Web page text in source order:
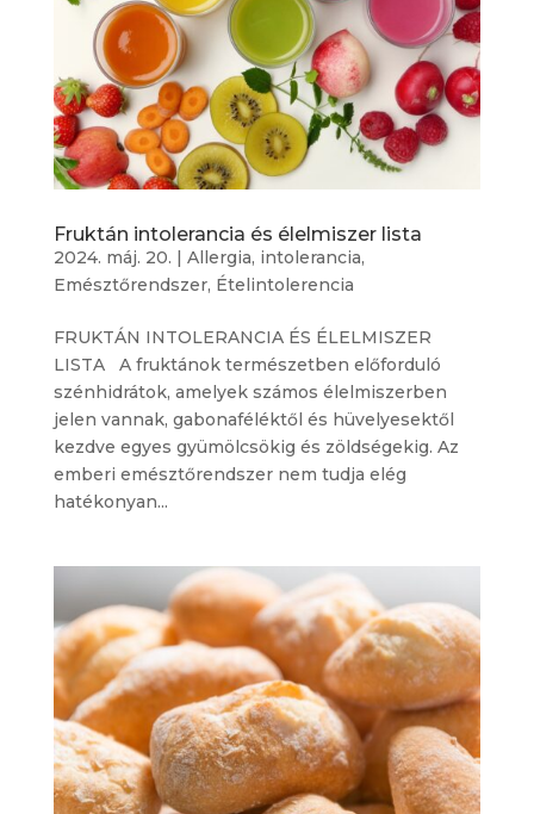
Fruktán intolerancia és élelmiszer lista
2024. máj. 20. | Allergia, intolerancia,
Emésztőrendszer, Ételintolerencia
FRUKTÁN INTOLERANCIA ÉS ÉLELMISZER
LISTA A fruktánok természetben előforduló
szénhidrátok, amelyek számos élelmiszerben
jelen vannak, gabonaféléktől és hüvelyesektől
kezdve egyes gyümölcsökig és zöldségekig. Az
emberi emésztőrendszer nem tudja elég
hatékonyan...